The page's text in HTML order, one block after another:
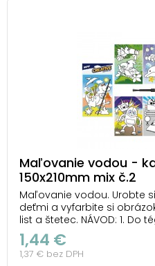
Maľovanie vodou -
150x210mm mix č.2
Maľovanie vodou. Urobte
deťmi a vyfarbite si
list a štetec. NÁVOD: 1. Do
namoč štetec. 2. Maľuj po
sa objaví pestrofarebný
farby opäť zmizne a
1,44 €
1,37 € bez DPH